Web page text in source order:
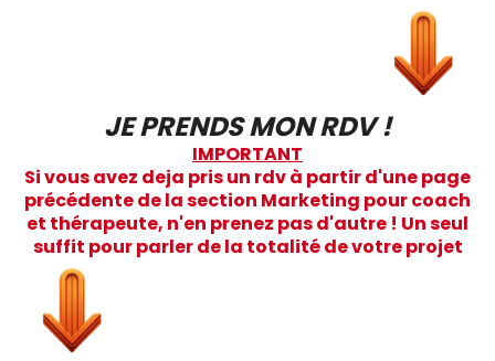
JE PRENDS MON RDV !
IMPORTANT
Si vous avez deja pris un rdv à partir d'une page
précédente de la section Marketing pour coach
et thérapeute, n'en prenez pas d'autre ! Un seul
suffit pour parler de la totalité de votre projet